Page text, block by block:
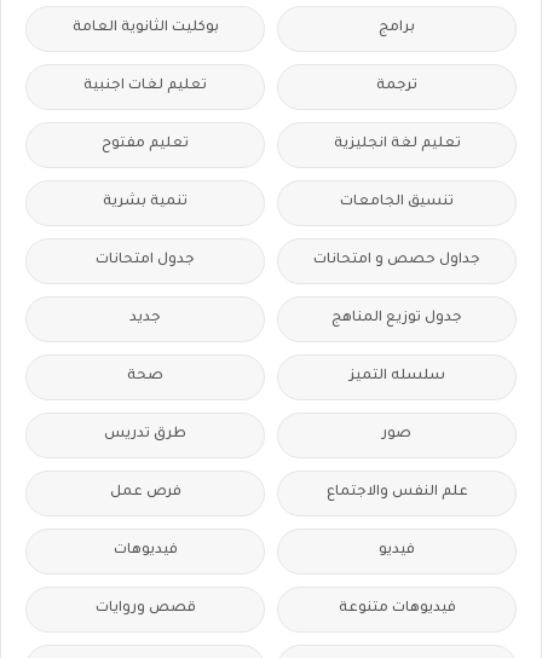
برامج بوكليت الثانوية العامة
ترجمة تعليم لغات اجنبية
تعليم لغة انجليزية تعليم مفتوح
تنسيق الجامعات تنمية بشرية
جداول حصص و امتحانات جدول امتحانات
جدول توزيع المناهج جديد
سلسله التميز صحة
صور طرق تدريس
علم النفس والاجتماع فرص عمل
فيديو فيديوهات
فيديوهات متنوعة قصص وروايات